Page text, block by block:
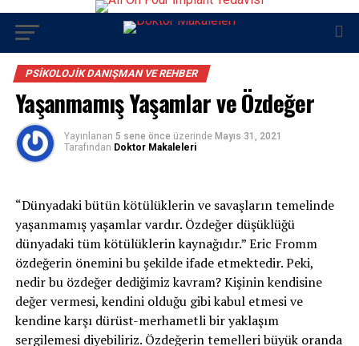
PSIKOLOJIK DANIŞMAN VE REHBER
Yaşanmamış Yaşamlar ve Özdeğer
Yayınlanan 5 sene önce üzerinde Mayıs 31, 2021
Tarafından Doktor Makaleleri
“Dünyadaki bütün kötülüklerin ve savaşların temelinde
yaşanmamış yaşamlar vardır. Özdeğer düşüklüğü
dünyadaki tüm kötülüklerin kaynağıdır.” Eric Fromm
özdeğerin önemini bu şekilde ifade etmektedir. Peki,
nedir bu özdeğer dediğimiz kavram? Kişinin kendisine
değer vermesi, kendini olduğu gibi kabul etmesi ve
kendine karşı dürüst-merhametli bir yaklaşım
sergilemesi diyebiliriz. Özdeğerin temelleri büyük oranda